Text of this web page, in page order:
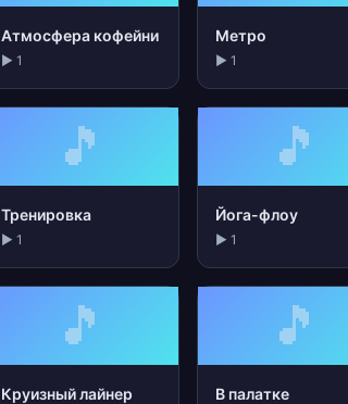
Атмосфера кофейни
▶ 1
Метро
▶ 1
🎵
Тренировка
▶ 1
🎵
Йога-флоу
▶ 1
🎵
Круизный лайнер
🎵
В палатке